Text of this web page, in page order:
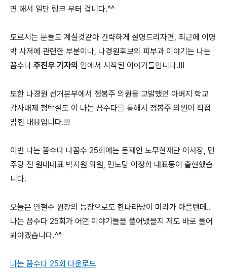
면 해서 일단 링크 부터 겁니다.^^
모르시는 분들도 계실것같아 간략하게 설명드리자면, 최근에 이명
박 사저에 관련한 부분이나, 나경원후보의 피부과 이야기는 나는
꼼수다 주진우 기자의 입에서 시작된 이야기들입니다.!!!
또한 나경원 선거본부에서 정봉주 의원을 고발했던 아버지 학교
감사배제 청탁설도 이 나는 꼼수다를 통해서 정봉주 의원이 직접
밝힌 내용입니다.!!!
이번 나는 꼼수다 나꼼수 25회에는 문재인 노무현재단 이사장, 민
주당 전 원내대표 박지원 의원, 민노당 이정희 대표등이 출현했습
니다.
오늘은 안철수 원장의 등장으로도 한나라당이 머리가 아플텐데..
나는 꼼수다 25회가 어떤 이야기들을 풀어냈을지 저도 바로 들어
봐야겠습니다.^^
나는 꼼수다 25회 다운로드